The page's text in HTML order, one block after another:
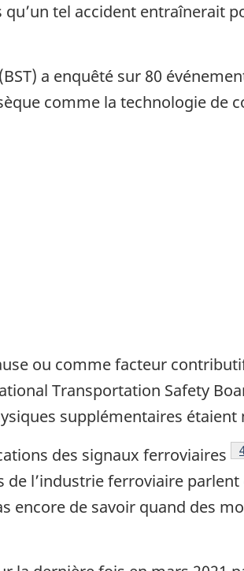
tel accident entraînerait
a enquêté sur 80
comme la technologie de
ou comme facteur
Transportation Safety
supplémentaires étaient
des signaux ferroviaires
de l’industrie ferroviaire
encore de savoir quand des